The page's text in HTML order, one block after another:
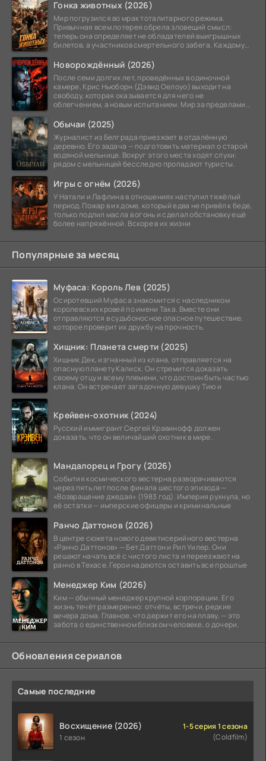
Гонка животных (2026)
Мир погрузился во мрак тоталитарного режима.
Привычная всем лотерея обрела зловещий смысл:
теперь она определяет не обладателей выигрышных
билетов, а участников смертельного забега. Каждому
Новорождённый (2026)
После семи долгих лет, проведённых в одиночной
камере, Крис Ньюборн (Дэвид Оелоуо) выходит на
свободу, которая оказывается для него не
облегчением, а новым испытанием. Мир за пределами
Обычаи (2025)
Журналист из Белграда приезжает в отдалённую
деревню. Его задача — подготовить материал о старой
водяной мельнице. Вокруг этого места ходят слухи:
рядом с мельницей бесследно пропадают туристы.
Игры с огнём (2026)
У Натали и Лафлина в отношениях наступил тяжёлый
период. Пожар в их доме, который едва не привёл к беде,
только подлил масла в огонь и сделал обстановку ещё
более напряжённой. Вскоре в их жизни
Популярные за месяц
Муфаса: Король Лев (2025)
Осиротевший Муфаса знакомится с наследником
королевских кровей по имени Така. Вместе они
отправляются в судьбоносное опасное путешествие,
которое проверит их дружбу на прочность.
Хищник: Планета смерти (2025)
Хищник Дек, изгнанный из клана, отправляется на
опасную планету Калиск. Он стремится доказать
своему отцу и всему племени, что достоин быть частью
клана. Он встречает загадочную девушку Тию и
Крейвен-охотник (2024)
Русский иммигрант Сергей Кравинофф должен
доказать, что он величайший охотник в мире.
Мандалорец и Грогу (2026)
События космического вестерна разворачиваются
через пять лет после финала шестого эпизода —
«Возвращение джедая» (1983 год). Империя рухнула, но
её остатки — имперские офицеры и криминальные
Ранчо Даттонов (2026)
В центре сюжета нового девятисерийного вестерна
«Ранчо Даттонов» — Бет Даттон и Рип Уилер. Они
решают начать всё с чистого листа и переезжают на
ранчо в Техасе. Герои надеются оставить все прошлые
Менеджер Ким (2026)
Ким — обычный менеджер крупной корпорации. Его
жизнь течёт размеренно: отчёты, встречи, редкие
вечера дома. Главное, что держит его на плаву, — это
забота о единственном близком человеке, о дочери.
Обновления сериалов
Самые последние
Восхищение (2026)
1 сезон
1-5 серия 1 сезона
(Coldfilm)